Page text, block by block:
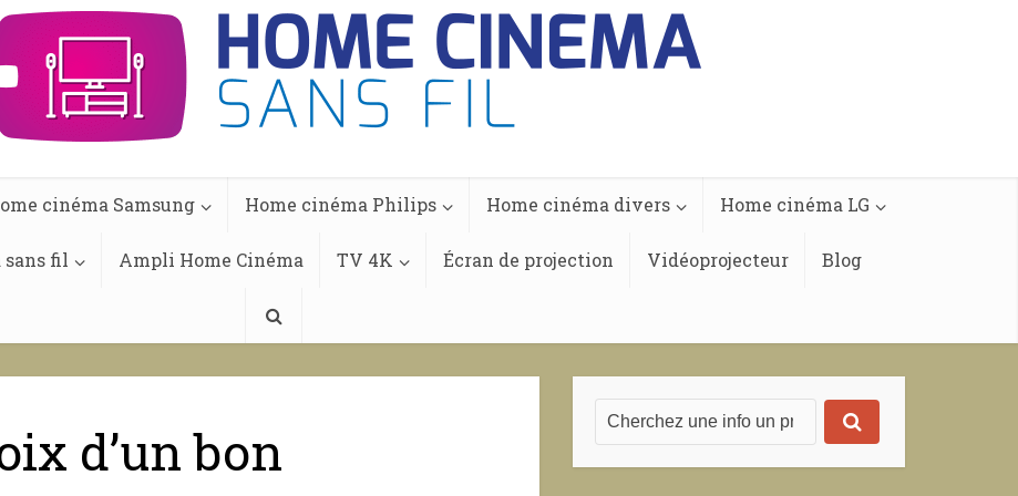
cinéma Samsung Home cinéma Philips Home cinéma divers Home cinéma LG
sans fil Ampli Home Cinéma TV 4K Écran de projection Vidéoprojecteur Blog
d’un bon